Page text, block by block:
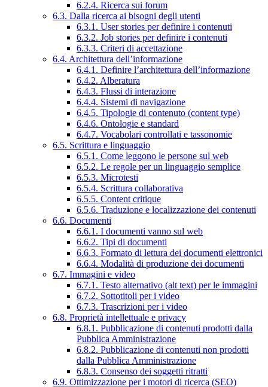
6.2.4. Ricerca sui forum
6.3. Dalla ricerca ai bisogni degli utenti
6.3.1. User stories per definire i contenuti
6.3.2. Job stories per definire i contenuti
6.3.3. Criteri di accettazione
6.4. Architettura dell’informazione
6.4.1. Definire l’architettura dell’informazione
6.4.2. Alberatura
6.4.3. Flussi di interazione
6.4.4. Sistemi di navigazione
6.4.5. Tipologie di contenuto (content type)
6.4.6. Ontologie e standard
6.4.7. Vocabolari controllati e tassonomie
6.5. Scrittura e linguaggio
6.5.1. Come leggono le persone sul web
6.5.2. Le regole per un linguaggio semplice
6.5.3. Microtesti
6.5.4. Scrittura collaborativa
6.5.5. Content critique
6.5.6. Traduzione e localizzazione dei contenuti
6.6. Documenti
6.6.1. I documenti vanno sul web
6.6.2. Tipi di documenti
6.6.3. Formato di lettura dei documenti elettronici
6.6.4. Modalità di produzione dei documenti
6.7. Immagini e video
6.7.1. Testo alternativo (alt text) per le immagini
6.7.2. Sottotitoli per i video
6.7.3. Trascrizioni per i video
6.8. Proprietà intellettuale e privacy
6.8.1. Pubblicazione di contenuti prodotti dalla
Pubblica Amministrazione
6.8.2. Pubblicazione di contenuti non prodotti
dalla Pubblica Amministrazione
6.8.3. Consenso dei soggetti ritratti
6.9. Ottimizzazione per i motori di ricerca (SEO)